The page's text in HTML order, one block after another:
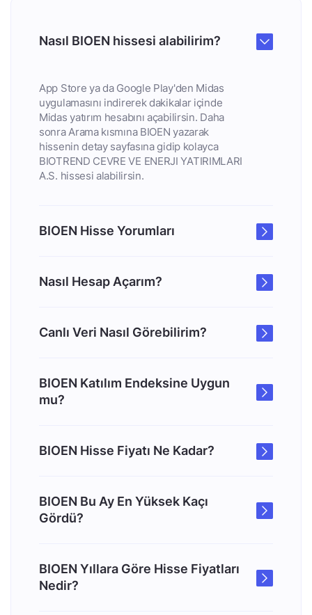
Nasıl BIOEN hissesi alabilirim?
App Store ya da Google Play'den Midas
uygulamasını indirerek dakikalar içinde
Midas yatırım hesabını açabilirsin. Daha
sonra Arama kısmına BIOEN yazarak
hissenin detay sayfasına gidip kolayca
BIOTREND CEVRE VE ENERJI YATIRIMLARI
A.S. hissesi alabilirsin.
BIOEN Hisse Yorumları
Nasıl Hesap Açarım?
Canlı Veri Nasıl Görebilirim?
BIOEN Katılım Endeksine Uygun
mu?
BIOEN Hisse Fiyatı Ne Kadar?
BIOEN Bu Ay En Yüksek Kaçı
Gördü?
BIOEN Yıllara Göre Hisse Fiyatları
Nedir?